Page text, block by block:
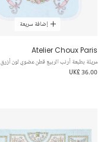
إضافة سريعة
Atelier Choux Paris
مريلة بطبعة أرنب الربيع قطن عضوي لون أزرق
UK£ 36.00